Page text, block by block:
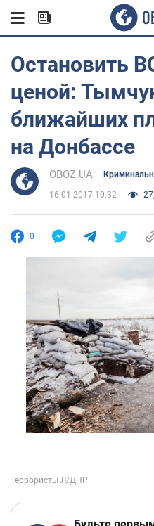
Остановить
ценой:
ближайших
на Донбассе
OBOZ.UA
16.01.2017 10:32
0